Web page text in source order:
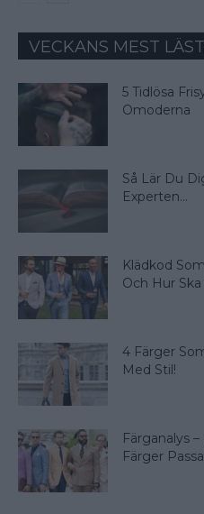
VECKANS MEST
5 Tidlösa
Omoderna
Så Lär Du
Experten...
Klädkod
Och Hur Ska
4 Färger
Med Stil!
Färganalys
Färger